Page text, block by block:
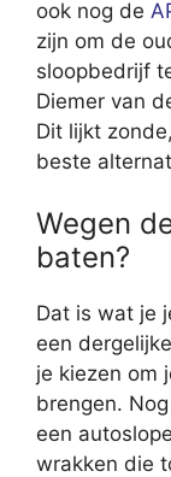
ook nog de
zijn om de
sloopbedrijf
Diemer van
Dit lijkt
beste
Wegen
baten?
Dat is wat je
een
je kiezen om
brengen.
een
wrakken die